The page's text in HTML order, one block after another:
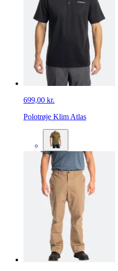
699,00 kr.
Polotrøje Klim Atlas